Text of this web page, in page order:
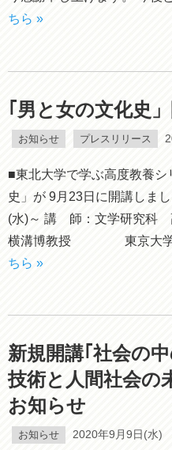
ちら »
｢男と女の文化史
お知らせ プレスリリース
■東北大学で学ぶ高度教養
史」が 9月23日に開講しま
(水)～ 講 師：文学研究科
横溝博教授 東京大学
ちら »
新規開講｢社会の
技術と人間社会の
お知らせ
お知らせ 2020年9月9日(水)